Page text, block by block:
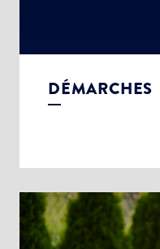
DÉMARCHES